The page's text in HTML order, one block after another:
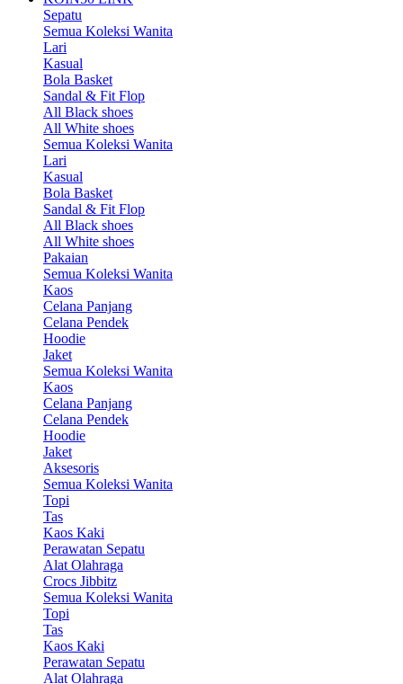
Sepatu
Semua Koleksi Wanita
Lari
Kasual
Bola Basket
Sandal & Fit Flop
All Black shoes
All White shoes
Semua Koleksi Wanita
Lari
Kasual
Bola Basket
Sandal & Fit Flop
All Black shoes
All White shoes
Pakaian
Semua Koleksi Wanita
Kaos
Celana Panjang
Celana Pendek
Hoodie
Jaket
Semua Koleksi Wanita
Kaos
Celana Panjang
Celana Pendek
Hoodie
Jaket
Aksesoris
Semua Koleksi Wanita
Topi
Tas
Kaos Kaki
Perawatan Sepatu
Alat Olahraga
Crocs Jibbitz
Semua Koleksi Wanita
Topi
Tas
Kaos Kaki
Perawatan Sepatu
Alat Olahraga